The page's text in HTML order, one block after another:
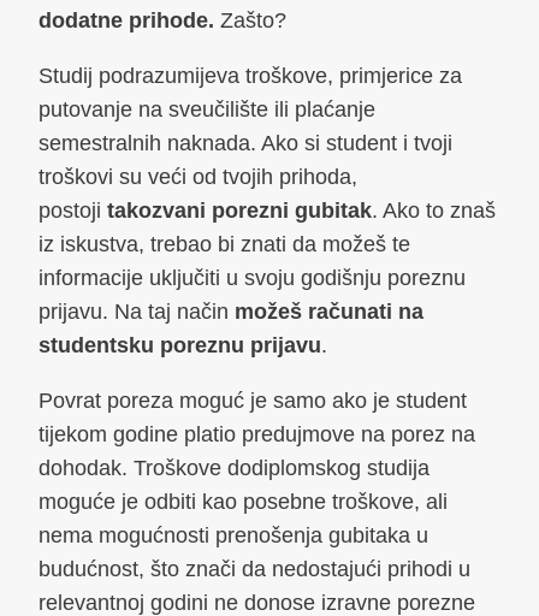
dodatne prihode. Zašto?
Studij podrazumijeva troškove, primjerice za
putovanje na sveučilište ili plaćanje
semestralnih naknada. Ako si student i tvoji
troškovi su veći od tvojih prihoda,
postoji takozvani porezni gubitak. Ako to znaš
iz iskustva, trebao bi znati da možeš te
informacije uključiti u svoju godišnju poreznu
prijavu. Na taj način možeš računati na
studentsku poreznu prijavu.
Povrat poreza moguć je samo ako je student
tijekom godine platio predujmove na porez na
dohodak. Troškove dodiplomskog studija
moguće je odbiti kao posebne troškove, ali
nema mogućnosti prenošenja gubitaka u
budućnost, što znači da nedostajući prihodi u
relevantnoj godini ne donose izravne porezne